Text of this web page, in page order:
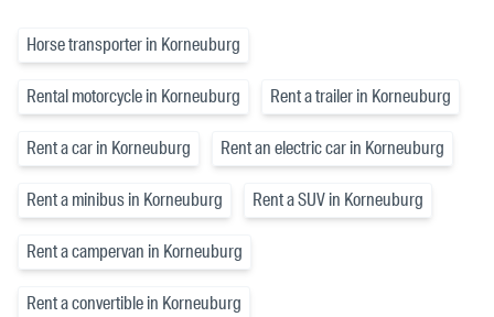
Horse transporter in Korneuburg
Rental motorcycle in Korneuburg Rent a trailer in Korneuburg
Rent a car in Korneuburg Rent an electric car in Korneuburg
Rent a minibus in Korneuburg Rent a SUV in Korneuburg
Rent a campervan in Korneuburg
Rent a convertible in Korneuburg